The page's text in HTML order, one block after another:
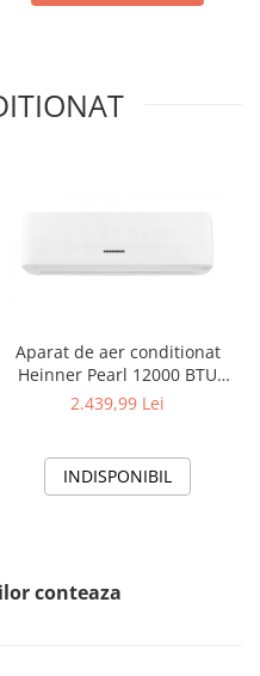
Aparat de aer conditionat
Heinner Pearl 12000 BTU
Wi-Fi, Clasa A+++/A+++, AI
alb
2.439,99 Lei
INDISPONIBIL
conteaza